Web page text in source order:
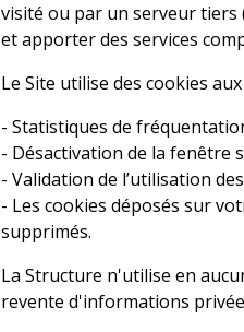
visité ou par un serveur tiers
et apporter des services
Le Site utilise des cookies
- Statistiques de
- Désactivation de la fenêtre
- Validation de l’utilisation
- Les cookies déposés sur
supprimés.
La Structure n'utilise en
revente d'informations